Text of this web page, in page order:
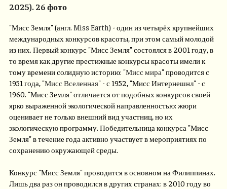
2025). 26 фото
"Мисс Земля" (англ. Miss Earth) - один из четырёх крупнейших
международных конкурсов красоты, при этом самый молодой
из них. Первый конкурс "Мисс Земля" состоялся в 2001 году, в
то время как другие престижные конкурсы красоты имели к
тому времени солидную историю: "Мисс мира" проводится с
1951 года, "Мисс Вселенная" - с 1952, "Мисс Интернешнл" - с
1960. "Мисс Земля" отличается от подобных конкурсов своей
ярко выраженной экологической направленностью: жюри
оценивает не только внешний вид участниц, но их
экологическую программу. Победительница конкурса "Мисс
Земля" в течение года активно участвует в мероприятиях по
сохранению окружающей среды.
Конкурс "Мисс Земля" проводится в основном на Филиппинах.
Лишь два раз он проводился в других странах: в 2010 году во